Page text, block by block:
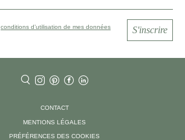
conditions d’utilisation de mes données
S'inscrire
CONTACT
MENTIONS LÉGALES
PRÉFÉRENCES DES COOKIES